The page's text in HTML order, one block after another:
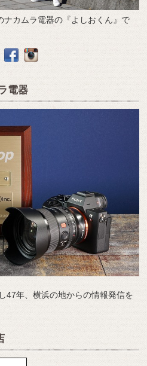
ナカムラ電器の『よしおくん』で
電器
47年、横浜の地からの情報発信を